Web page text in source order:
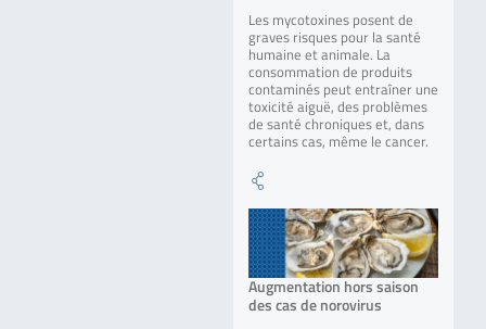
Les mycotoxines posent de
graves risques pour la santé
humaine et animale. La
consommation de produits
contaminés peut entraîner une
toxicité aiguë, des problèmes
de santé chroniques et, dans
certains cas, même le cancer.
Augmentation hors saison
des cas de norovirus